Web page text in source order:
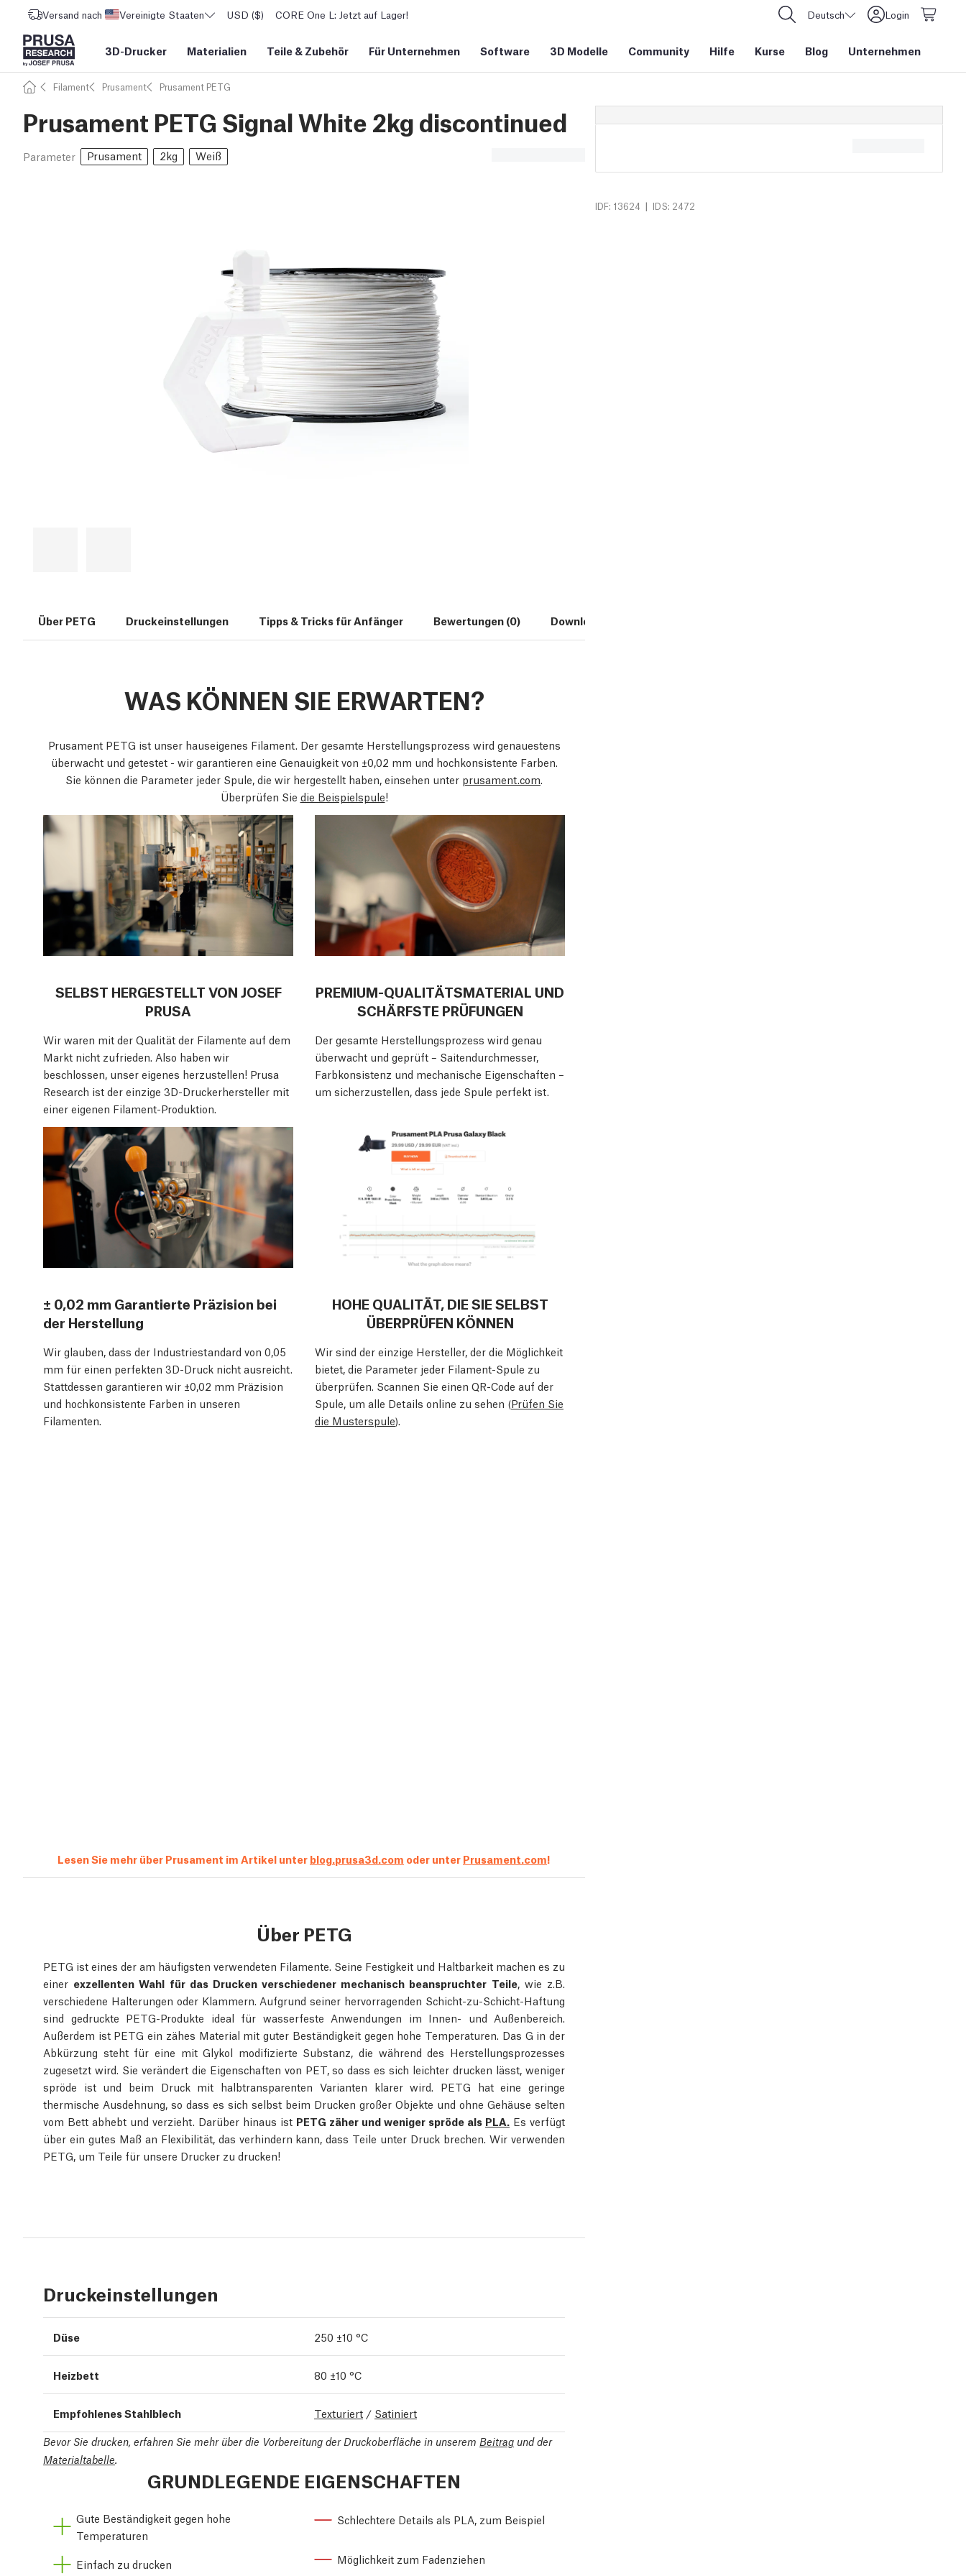
Versand nach Vereinigte Staaten USD ($) CORE One L: Jetzt auf Lager! Deutsch Login
3D-Drucker Materialien Teile & Zubehör Für Unternehmen Software 3D Modelle Community Hilfe Kurse Blog Unternehmen
Filament Prusament Prusament PETG
Prusament PETG Signal White 2kg discontinued
Parameter Prusament 2kg Weiß
IDF: 13624 | IDS: 2472
Über PETG Druckeinstellungen Tipps & Tricks für Anfänger Bewertungen (0) Downloads (15)
WAS KÖNNEN SIE ERWARTEN?
Prusament PETG ist unser hauseigenes Filament. Der gesamte Herstellungsprozess wird genauestens
überwacht und getestet - wir garantieren eine Genauigkeit von ±0,02 mm und hochkonsistente Farben.
Sie können die Parameter jeder Spule, die wir hergestellt haben, einsehen unter prusament.com.
Überprüfen Sie die Beispielspule!
SELBST HERGESTELLT VON JOSEF
PRUSA
Wir waren mit der Qualität der Filamente auf dem
Markt nicht zufrieden. Also haben wir
beschlossen, unser eigenes herzustellen! Prusa
Research ist der einzige 3D-Druckerhersteller mit
einer eigenen Filament-Produktion.
PREMIUM-QUALITÄTSMATERIAL UND
SCHÄRFSTE PRÜFUNGEN
Der gesamte Herstellungsprozess wird genau
überwacht und geprüft – Saitendurchmesser,
Farbkonsistenz und mechanische Eigenschaften –
um sicherzustellen, dass jede Spule perfekt ist.
± 0,02 mm Garantierte Präzision bei
der Herstellung
Wir glauben, dass der Industriestandard von 0,05
mm für einen perfekten 3D-Druck nicht ausreicht.
Stattdessen garantieren wir ±0,02 mm Präzision
und hochkonsistente Farben in unseren
Filamenten.
HOHE QUALITÄT, DIE SIE SELBST
ÜBERPRÜFEN KÖNNEN
Wir sind der einzige Hersteller, der die Möglichkeit
bietet, die Parameter jeder Filament-Spule zu
überprüfen. Scannen Sie einen QR-Code auf der
Spule, um alle Details online zu sehen (Prüfen Sie
die Musterspule).
Lesen Sie mehr über Prusament im Artikel unter blog.prusa3d.com oder unter Prusament.com!
Über PETG
PETG ist eines der am häufigsten verwendeten Filamente. Seine Festigkeit und Haltbarkeit machen es zu
einer exzellenten Wahl für das Drucken verschiedener mechanisch beanspruchter Teile, wie z.B.
verschiedene Halterungen oder Klammern. Aufgrund seiner hervorragenden Schicht-zu-Schicht-Haftung
sind gedruckte PETG-Produkte ideal für wasserfeste Anwendungen im Innen- und Außenbereich.
Außerdem ist PETG ein zähes Material mit guter Beständigkeit gegen hohe Temperaturen. Das G in der
Abkürzung steht für eine mit Glykol modifizierte Substanz, die während des Herstellungsprozesses
zugesetzt wird. Sie verändert die Eigenschaften von PET, so dass es sich leichter drucken lässt, weniger
spröde ist und beim Druck mit halbtransparenten Varianten klarer wird. PETG hat eine geringe
thermische Ausdehnung, so dass es sich selbst beim Drucken großer Objekte und ohne Gehäuse selten
vom Bett abhebt und verzieht. Darüber hinaus ist PETG zäher und weniger spröde als PLA. Es verfügt
über ein gutes Maß an Flexibilität, das verhindern kann, dass Teile unter Druck brechen. Wir verwenden
PETG, um Teile für unsere Drucker zu drucken!
Druckeinstellungen
Düse 250 ±10 °C
Heizbett 80 ±10 °C
Empfohlenes Stahlblech Texturiert / Satiniert
Bevor Sie drucken, erfahren Sie mehr über die Vorbereitung der Druckoberfläche in unserem Beitrag und der
Materialtabelle
GRUNDLEGENDE EIGENSCHAFTEN
Gute Beständigkeit gegen hohe
Temperaturen
Einfach zu drucken
Schlechtere Details als PLA, zum Beispiel
Möglichkeit zum Fadenziehen